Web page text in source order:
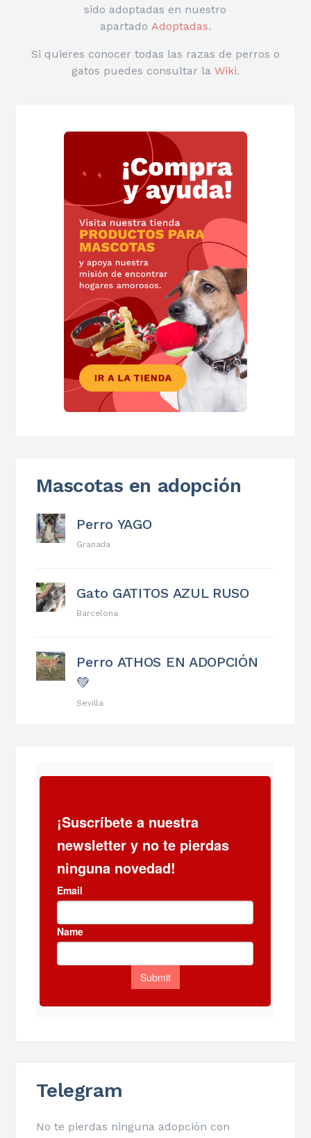
sido adoptadas en nuestro
apartado Adoptadas.
Si quieres conocer todas las razas de perros o
gatos puedes consultar la Wiki.
Mascotas en adopción
Perro YAGO
Granada
Gato GATITOS AZUL RUSO
Barcelona
Perro ATHOS EN ADOPCIÓN
💚
Sevilla
Telegram
No te pierdas ninguna adopción con